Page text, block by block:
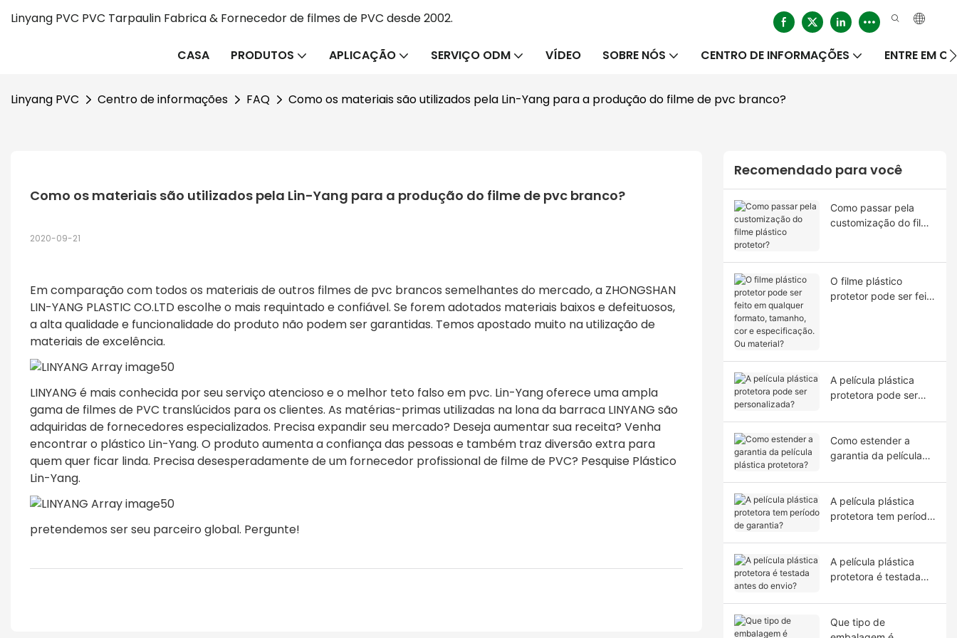
Linyang PVC PVC Tarpaulin Fabrica & Fornecedor de filmes de PVC desde 2002.
CASA PRODUTOS APLICAÇÃO SERVIÇO ODM VÍDEO SOBRE NÓS CENTRO DE INFORMAÇÕES ENTRE EM
Linyang PVC Centro de informações FAQ Como os materiais são utilizados pela Lin-Yang para a produção do filme de pvc branco?
Como os materiais são utilizados pela Lin-Yang para a produção do filme de pvc branco?
2020-09-21
Em comparação com todos os materiais de outros filmes de pvc brancos semelhantes do mercado, a ZHONGSHAN
LIN-YANG PLASTIC CO.LTD escolhe o mais requintado e confiável. Se forem adotados materiais baixos e defeituosos,
a alta qualidade e funcionalidade do produto não podem ser garantidas. Temos apostado muito na utilização de
materiais de excelência.
LINYANG é mais conhecida por seu serviço atencioso e o melhor teto falso em pvc. Lin-Yang oferece uma ampla
gama de filmes de PVC translúcidos para os clientes. As matérias-primas utilizadas na lona da barraca LINYANG são
adquiridas de fornecedores especializados. Precisa expandir seu mercado? Deseja aumentar sua receita? Venha
encontrar o plástico Lin-Yang. O produto aumenta a confiança das pessoas e também traz diversão extra para
quem quer ficar linda. Precisa desesperadamente de um fornecedor profissional de filme de PVC? Pesquise Plástico
Lin-Yang.
pretendemos ser seu parceiro global. Pergunte!
Recomendado para você
Como passar pela
customização do filme
O filme plástico
protetor pode ser feito
A película plástica
protetora pode ser
Como estender a
garantia da película
A película plástica
protetora tem período
A película plástica
protetora é testada
Que tipo de